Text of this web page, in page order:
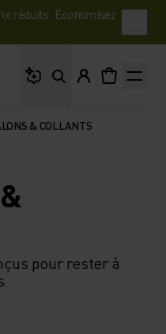
réduits. Économisez
& COLLANTS
pour rester à